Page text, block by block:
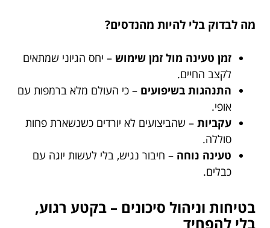
מה לבדוק בלי להיות מהנדסים?
זמן טעינה מול זמן שימוש – יחס הגיוני שמתאים
לקצב החיים.
התנהגות בשיפועים – כי העולם מלא ברמפות עם
אופי.
עקביות – שהביצועים לא יורדים כשנשארת פחות
סוללה.
טעינה נוחה – חיבור נגיש, בלי לעשות יוגה עם
כבלים.
בטיחות וניהול סיכונים – בקטע רגוע,
בלי להפחיד